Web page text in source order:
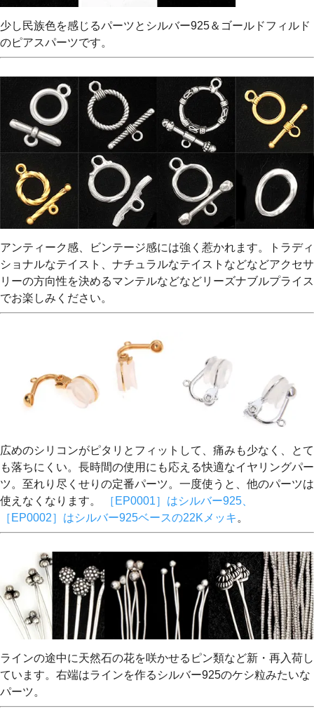
少し民族色を感じるパーツとシルバー925＆ゴールドフィルド
のピアスパーツです。
アンティーク感、ビンテージ感には強く惹かれます。トラディ
ショナルなテイスト、ナチュラルなテイストなどなどアクセサ
リーの方向性を決めるマンテルなどなどリーズナブルプライス
でお楽しみください。
広めのシリコンがピタリとフィットして、痛みも少なく、とて
も落ちにくい。長時間の使用にも応える快適なイヤリングパー
ツ。至れり尽くせりの定番パーツ。一度使うと、他のパーツは
使えなくなります。
［EP0001］はシルバー925、
［EP0002］はシルバー925ベースの22Kメッキ 。
ラインの途中に天然石の花を咲かせるピン類など新・再入荷し
ています。右端はラインを作るシルバー925のケシ粒みたいな
パーツ。